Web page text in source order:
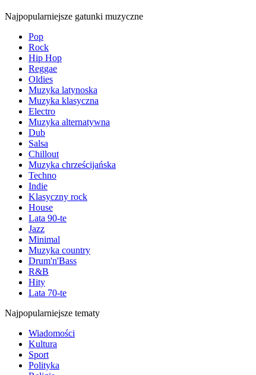
Najpopularniejsze gatunki muzyczne
Pop
Rock
Hip Hop
Reggae
Oldies
Muzyka latynoska
Muzyka klasyczna
Electro
Muzyka alternatywna
Dub
Salsa
Chillout
Muzyka chrześcijańska
Techno
Indie
Klasyczny rock
House
Lata 90-te
Jazz
Minimal
Muzyka country
Drum'n'Bass
R&B
Hity
Lata 70-te
Najpopularniejsze tematy
Wiadomości
Kultura
Sport
Polityka